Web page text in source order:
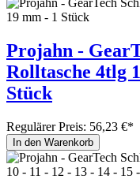
Projahn -
Rolltasche 4tlg
Stück
Regulärer Preis: 56,23 €*
In den Warenkorb